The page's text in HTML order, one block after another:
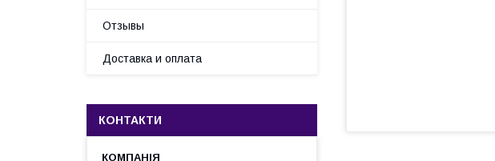
Отзывы
Доставка и оплата
КОНТАКТИ